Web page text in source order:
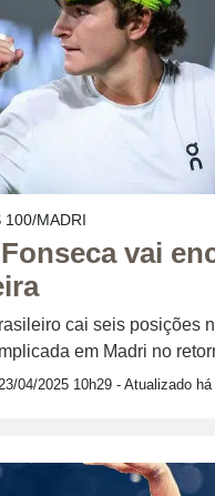
100/MADRI
vai
cai seis posições
em Madri no
04/2025 10h29 - Atualizado